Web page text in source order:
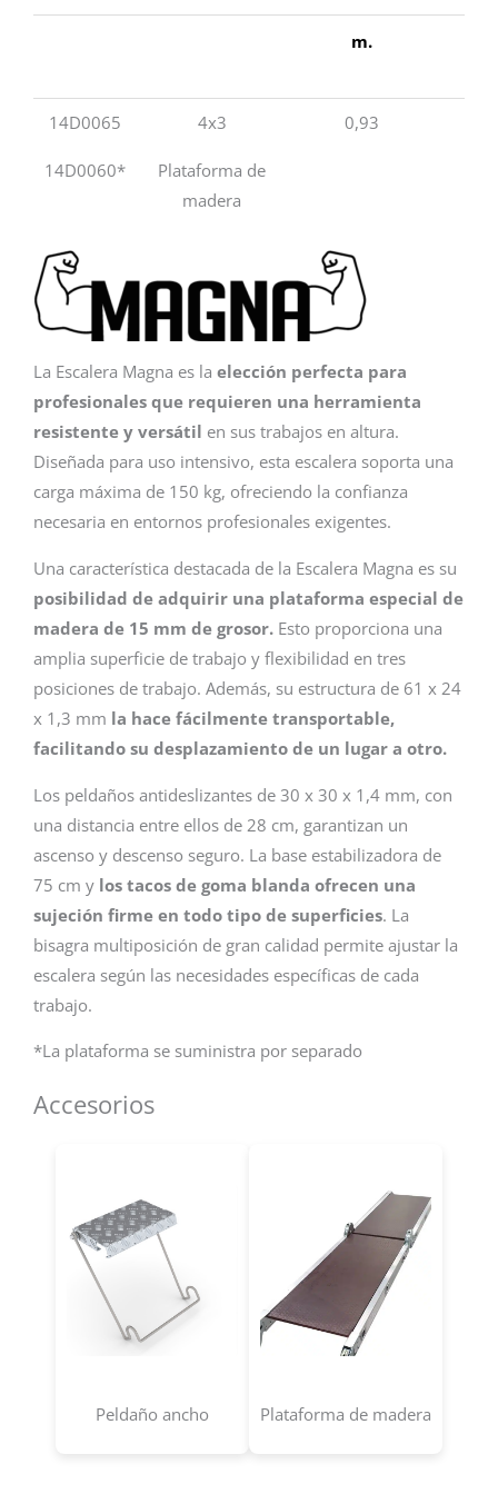
m.
m.
14D0065 4x3 0,93
14D0060*
Plataforma de
madera
La Escalera Magna es la elección perfecta para
profesionales que requieren una herramienta
resistente y versátil en sus trabajos en altura.
Diseñada para uso intensivo, esta escalera soporta una
carga máxima de 150 kg, ofreciendo la confianza
necesaria en entornos profesionales exigentes.
Una característica destacada de la Escalera Magna es su
posibilidad de adquirir una plataforma especial de
madera de 15 mm de grosor. Esto proporciona una
amplia superficie de trabajo y flexibilidad en tres
posiciones de trabajo. Además, su estructura de 61 x 24
x 1,3 mm la hace fácilmente transportable,
facilitando su desplazamiento de un lugar a otro.
Los peldaños antideslizantes de 30 x 30 x 1,4 mm, con
una distancia entre ellos de 28 cm, garantizan un
ascenso y descenso seguro. La base estabilizadora de
75 cm y los tacos de goma blanda ofrecen una
sujeción firme en todo tipo de superficies. La
bisagra multiposición de gran calidad permite ajustar la
escalera según las necesidades específicas de cada
trabajo.
*La plataforma se suministra por separado
Accesorios
Peldaño ancho Plataforma de madera